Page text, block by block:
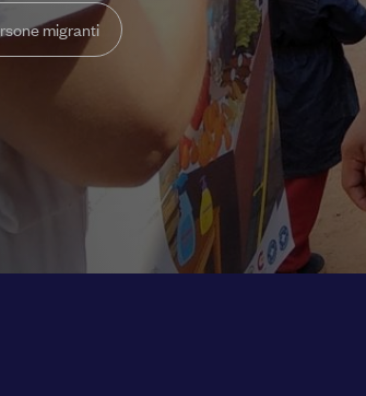
migranti